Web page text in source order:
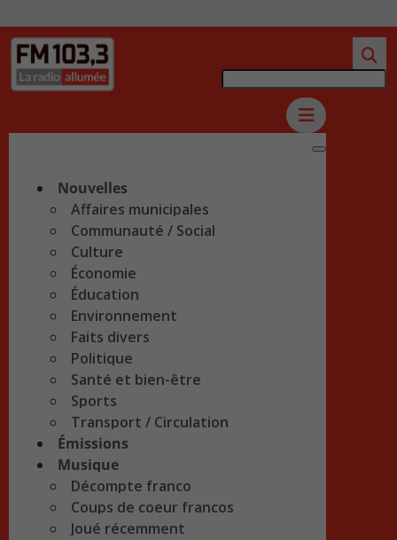
Nouvelles
Affaires municipales
Communauté / Social
Culture
Économie
Éducation
Environnement
Faits divers
Politique
Santé et bien-être
Sports
Transport / Circulation
Émissions
Musique
Décompte franco
Coups de coeur francos
Joué récemment